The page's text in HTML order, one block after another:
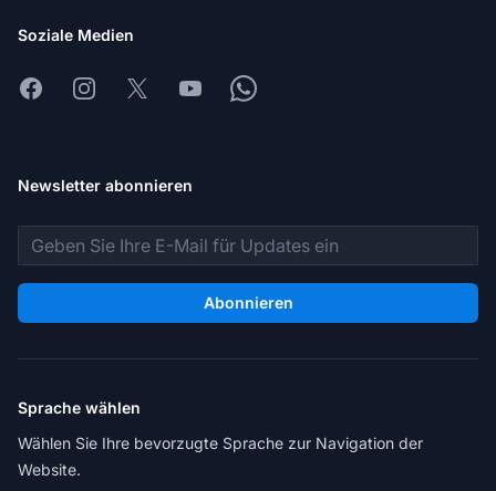
Soziale Medien
FacebookInstagram
X YoutubeWhatsapp
Newsletter abonnieren
E-Mail-Adresse
Abonnieren
Sprache wählen
Wählen Sie Ihre bevorzugte Sprache zur Navigation der
Website.